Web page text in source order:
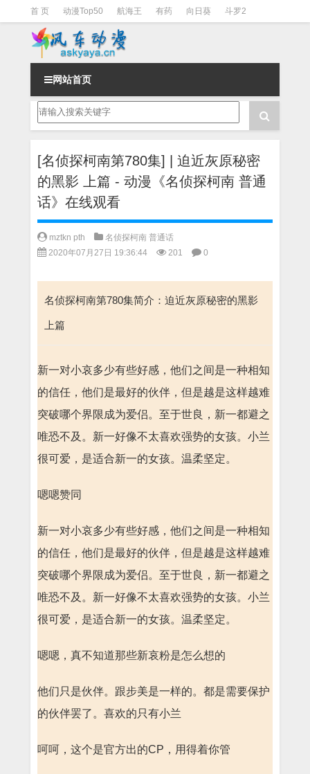
首 页 动漫Top50 航海王 有药 向日葵 斗罗2
斗罗3 火影 一拳超人
网站首页
[名侦探柯南第780集] | 迫近灰原秘密
的黑影 上篇 - 动漫《名侦探柯南 普通
话》在线观看
mztkn pth
名侦探柯南 普通话
2020年07月27日 19:36:44
201 0
名侦探柯南第780集简介：迫近灰原秘密的黑影
上篇
新一对小哀多少有些好感，他们之间是一种相知
的信任，他们是最好的伙伴，但是越是这样越难
突破哪个界限成为爱侣。至于世良，新一都避之
唯恐不及。新一好像不太喜欢强势的女孩。小兰
很可爱，是适合新一的女孩。温柔坚定。
嗯嗯赞同
新一对小哀多少有些好感，他们之间是一种相知
的信任，他们是最好的伙伴，但是越是这样越难
突破哪个界限成为爱侣。至于世良，新一都避之
唯恐不及。新一好像不太喜欢强势的女孩。小兰
很可爱，是适合新一的女孩。温柔坚定。
嗯嗯，真不知道那些新哀粉是怎么想的
他们只是伙伴。跟步美是一样的。都是需要保护
的伙伴罢了。喜欢的只有小兰
呵呵，这个是官方出的CP，用得着你管